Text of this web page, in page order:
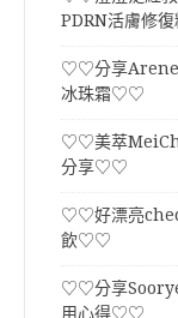
PDRN活膚修
♡♡分享
冰珠霜♡♡
♡♡美萃
分享♡♡
♡♡好漂亮
飲♡♡
♡♡分享
用心得♡♡